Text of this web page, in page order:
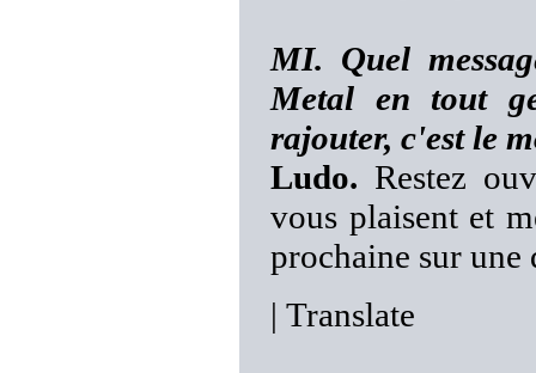
MI. Quel
Metal en tout
rajouter, c'est le
Ludo. Restez
vous plaisent et
prochaine sur
| Translate